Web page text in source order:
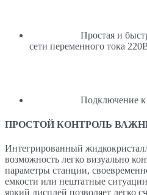
Простая и
сети переменного тока
Подключение к
ПРОСТОЙ КОНТРОЛЬ
Интегрированный
возможность легко визуально
параметры станции,
емкости или нештатные
яркий дисплей позволяет легко